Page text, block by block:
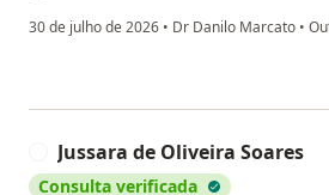
30 de julho de 2026 • Dr Danilo Marcato •
Jussara de Oliveira Soares
Consulta verificada